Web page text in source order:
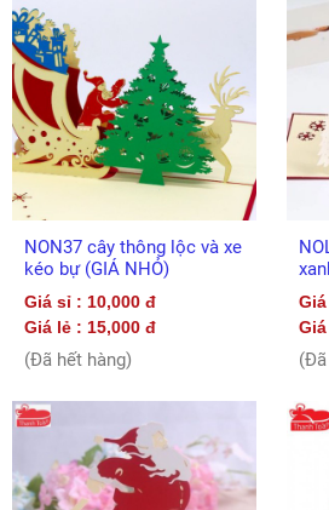
NON37 cây thông lộc và xe
kéo bự (GIÁ NHỎ)
Giá sỉ : 10,000 đ
Giá lẻ : 15,000 đ
(Đã hết hàng)